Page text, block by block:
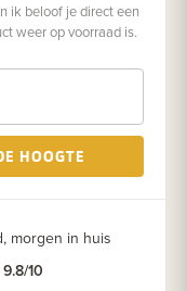
ik beloof je direct een
weer op voorraad is.
HOOGTE
morgen in huis
9.8/10